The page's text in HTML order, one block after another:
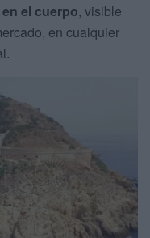
el cuerpo, visible
en cualquier